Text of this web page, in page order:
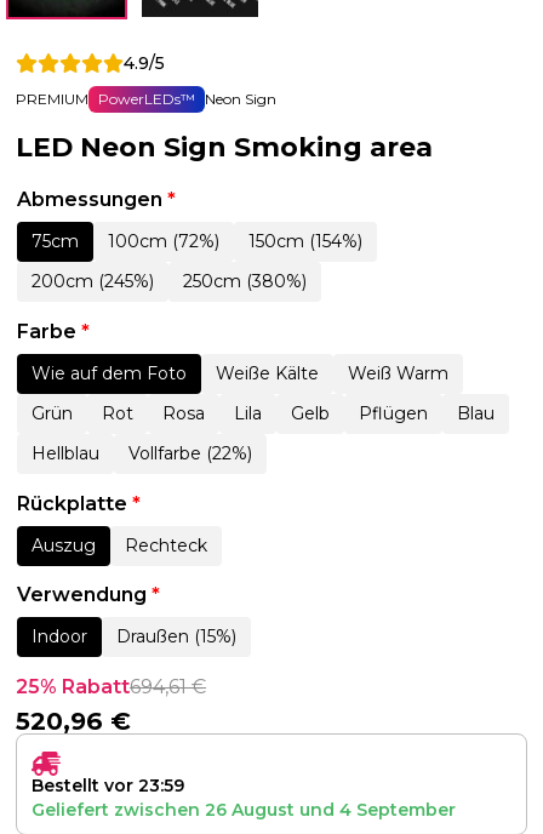
4.9/5
PREMIUM PowerLEDs™ Neon Sign
LED Neon Sign Smoking area
Abmessungen *
75cm 100cm (72%)
150cm (154%)
200cm (245%)
250cm (380%)
Farbe *
Wie auf dem Foto Weiße Kälte
Weiß Warm
Grün
Rot Rosa Lila Gelb Pflügen
Blau
Hellblau
Vollfarbe (22%)
Rückplatte *
Auszug Rechteck
Verwendung *
Indoor Draußen (15%)
25% Rabatt694,61€
520,96 €
Bestellt vor 23:59
Geliefert zwischen 26 August und 4 September